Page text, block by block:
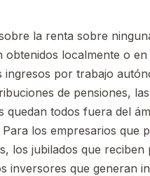
la renta sobre
obtenidos localmente o
ingresos por trabajo
de pensiones,
quedan todos fuera del
los empresarios que
los jubilados que reciben
inversores que generan